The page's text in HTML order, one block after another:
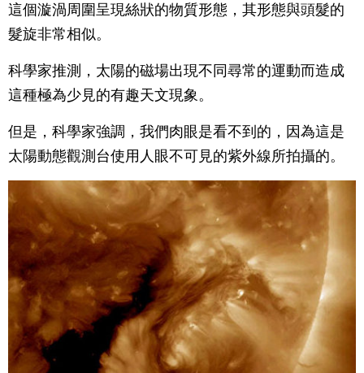
這個漩渦周圍呈現絲狀的物質形態，其形態與頭髮的
髮旋非常相似。
科學家推測，太陽的磁場出現不同尋常的運動而造成
這種極為少見的有趣天文現象。
但是，科學家強調，我們肉眼是看不到的，因為這是
太陽動態觀測台使用人眼不可見的紫外線所拍攝的。